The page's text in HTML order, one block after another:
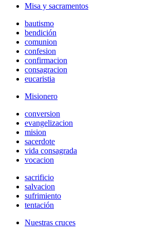
Misa y sacramentos
bautismo
bendición
comunion
confesion
confirmacion
consagracion
eucaristia
Misionero
conversion
evangelizacion
mision
sacerdote
vida consagrada
vocacion
sacrificio
salvacion
sufrimiento
tentación
Nuestras cruces